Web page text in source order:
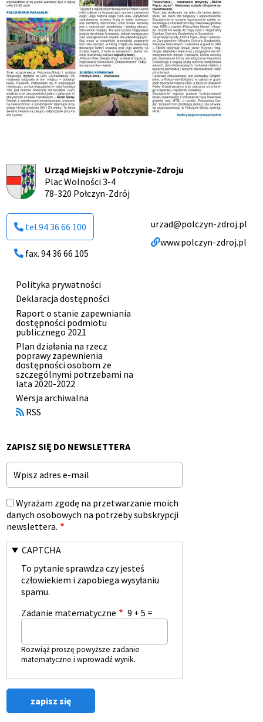
Urząd Miejski w Połczynie-Zdroju
Plac Wolności 3-4
78-320 Połczyn-Zdrój
tel.94 36 66 100
fax. 94 36 66 105
urzad@polczyn-zdroj.pl
www.polczyn-zdroj.pl
Menu
stopki
Polityka prywatności
Deklaracja dostępności
Raport o stanie zapewniania
dostępności podmiotu
publicznego 2021
Plan działania na rzecz
poprawy zapewnienia
dostępności osobom ze
szczególnymi potrzebami na
lata 2020-2022
Otworzy
się
w
Wersja archiwalna
RSS
ZAPISZ SIĘ DO NEWSLETTERA
Email
Wyrażam zgodę na przetwarzanie moich
danych osobowych na potrzeby subskrypcji
newslettera.
CAPTCHA
To pytanie sprawdza czy jesteś
człowiekiem i zapobiega wysyłaniu
spamu.
Zadanie matematyczne
9 + 5 =
Rozwiąż proszę powyższe zadanie
matematyczne i wprowadź wynik.